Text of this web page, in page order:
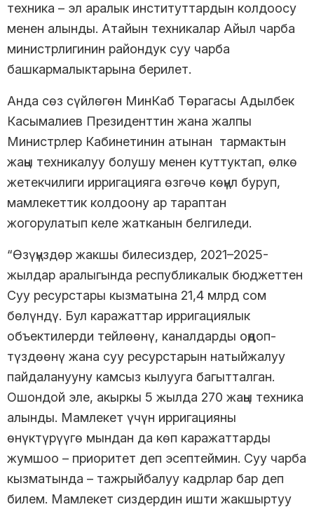
техника – эл аралык институттардын колдоосу
менен алынды. Атайын техникалар Айыл чарба
министрлигинин райондук суу чарба
башкармалыктарына берилет.
Анда сөз сүйлөгөн МинКаб Төрагасы Адылбек
Касымалиев Президенттин жана жалпы
Министрлер Кабинетинин атынан тармактын
жаңы техникалуу болушу менен куттуктап, өлкө
жетекчилиги ирригацияга өзгөчө көңүл буруп,
мамлекеттик колдоону ар тараптан
жогорулатып келе жатканын белгиледи.
“Өзүңүздөр жакшы билесиздер, 2021–2025-
жылдар аралыгында республикалык бюджеттен
Суу ресурстары кызматына 21,4 млрд сом
бөлүндү. Бул каражаттар ирригациялык
объектилерди тейлөөнү, каналдарды оңдоп-
түздөөнү жана суу ресурстарын натыйжалуу
пайдаланууну камсыз кылууга багытталган.
Ошондой эле, акыркы 5 жылда 270 жаңы техника
алынды. Мамлекет үчүн ирригацияны
өнүктүрүүгө мындан да көп каражаттарды
жумшоо – приоритет деп эсептеймин. Суу чарба
кызматында – тажрыйбалуу кадрлар бар деп
билем. Мамлекет сиздердин ишти жакшыртуу